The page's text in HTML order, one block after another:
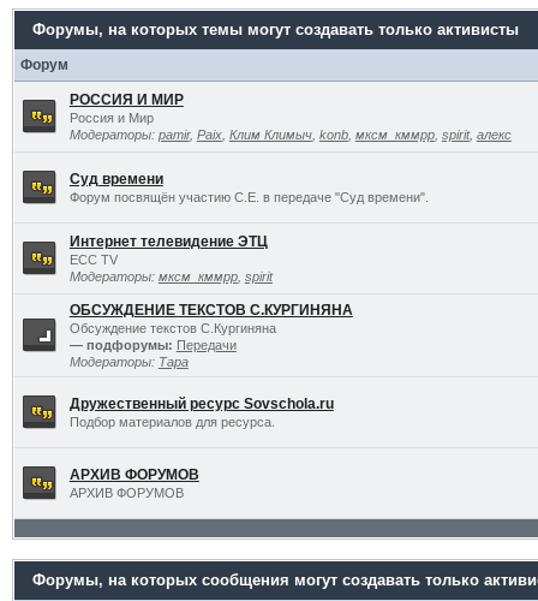
Форумы, на которых темы могут создавать только активисты
Форум
РОССИЯ И МИР
Россия и Мир
Модераторы: pamir, Paix, Клим Климыч, konb, мксм_кммрр, spirit, алекс
Суд времени
Форум посвящён участию С.Е. в передаче "Суд времени".
Интернет телевидение ЭТЦ
ECC TV
Модераторы: мксм_кммрр, spirit
ОБСУЖДЕНИЕ ТЕКСТОВ С.КУРГИНЯНА
Обсуждение текстов С.Кургиняна
— подфорумы: Передачи
Модераторы: Тара
Дружественный ресурс Sovschola.ru
Подбор материалов для ресурса.
АРХИВ ФОРУМОВ
АРХИВ ФОРУМОВ
Форумы, на которых сообщения могут создавать только